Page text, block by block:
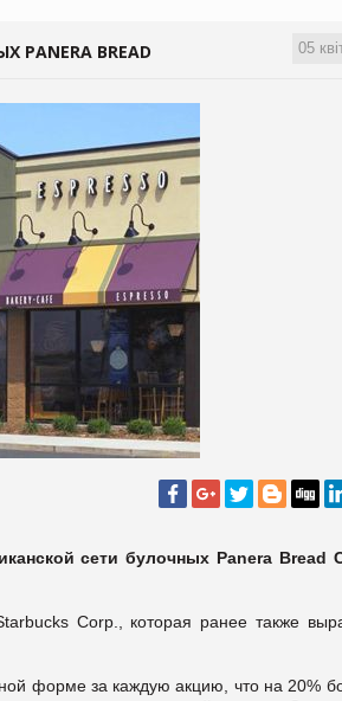
05
BREAD
сети булочных Panera Bread
Corp., которая ранее также
форме за каждую акцию, что на 20%